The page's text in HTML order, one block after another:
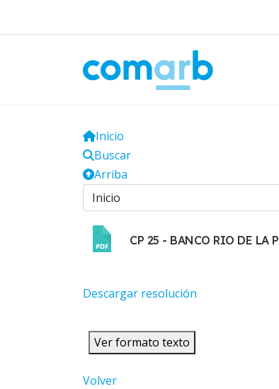
Inicio
Buscar
Arriba
CP 25 - BANCO RIO DE LA
Descargar resolución
Ver formato texto
Volver